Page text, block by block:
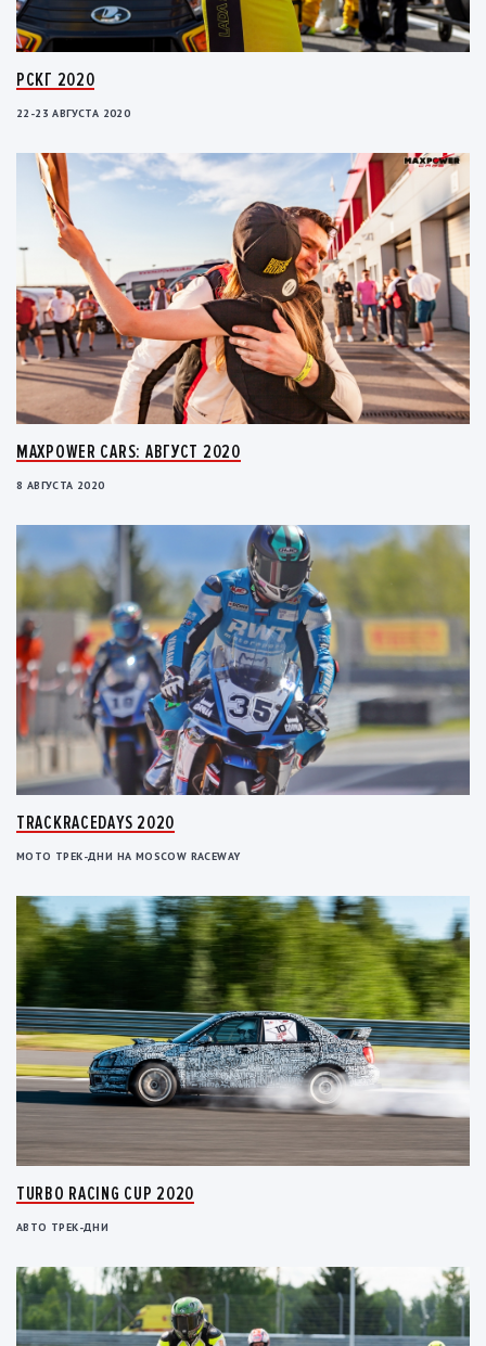
РСКГ 2020
22-23 АВГУСТА 2020
MAXPOWER CARS: АВГУСТ 2020
8 АВГУСТА 2020
TRACKRACEDAYS 2020
МОТО ТРЕК-ДНИ НА MOSCOW RACEWAY
TURBO RACING CUP 2020
АВТО ТРЕК-ДНИ